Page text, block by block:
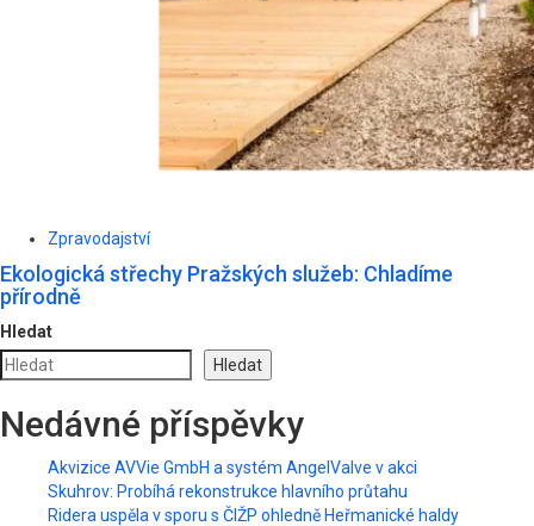
Zpravodajství
Ekologická střechy Pražských služeb: Chladíme
přírodně
Hledat
Hledat
Nedávné příspěvky
Akvizice AVVie GmbH a systém AngelValve v akci
Skuhrov: Probíhá rekonstrukce hlavního průtahu
Ridera uspěla v sporu s ČIŽP ohledně Heřmanické haldy